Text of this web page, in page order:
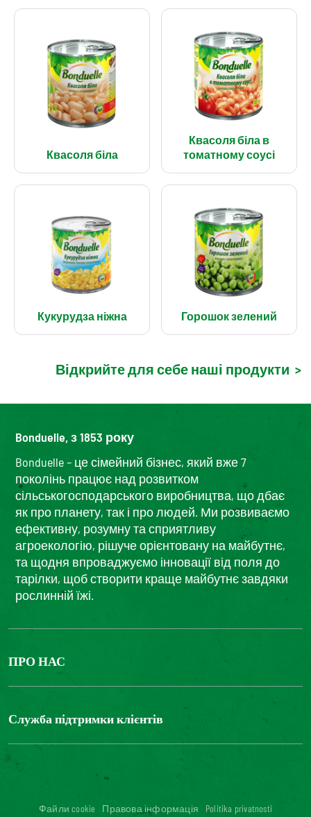
Квасоля біла
Квасоля біла в
томатному соусі
Кукурудза ніжна Горошок зелений
Відкрийте для себе наші продукти >
Bonduelle, з 1853 року
Bonduelle – це сімейний бізнес, який вже 7
поколінь працює над розвитком
сільськогосподарського виробництва, що дбає
як про планету, так і про людей. Ми розвиваємо
ефективну, розумну та сприятливу
агроекологію, рішуче орієнтовану на майбутнє,
та щодня впроваджуємо інновації від поля до
тарілки, щоб створити краще майбутнє завдяки
рослинній їжі.
ПРО НАС
The Bonduelle group
Служба підтримки клієнтів
Зв'яжіться з нами
Цифрова доступність: невідповідність
Файли cookie Правова інформація Politika privatnosti